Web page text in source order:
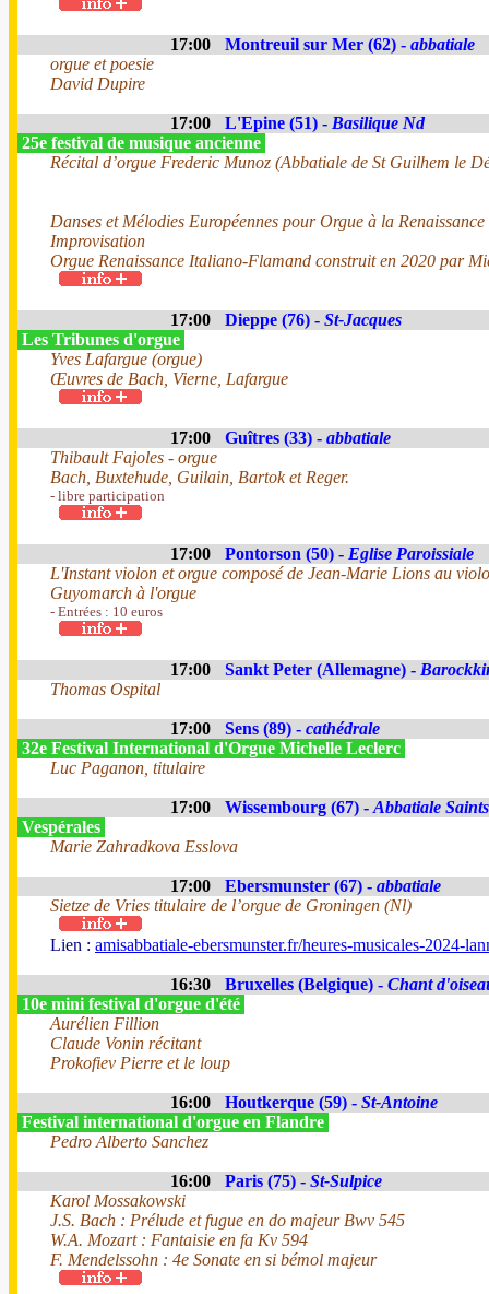
17:00 Montreuil sur Mer (62) - abbatiale
orgue et poesie
David Dupire
17:00 L'Epine (51) - Basilique Nd
25e festival de musique ancienne
Récital d’orgue Frederic Munoz (Abbatiale de St Guilhem le
Danses et Mélodies Européennes pour Orgue à la Renaissance
Improvisation
Orgue Renaissance Italiano-Flamand construit en 2020 par
17:00 Dieppe (76) - St-Jacques
Les Tribunes d'orgue
Yves Lafargue (orgue)
Œuvres de Bach, Vierne, Lafargue
17:00 Guîtres (33) - abbatiale
Thibault Fajoles - orgue
Bach, Buxtehude, Guilain, Bartok et Reger.
- libre participation
17:00 Pontorson (50) - Eglise Paroissiale
L'Instant violon et orgue composé de Jean-Marie Lions au
Guyomarch à l'orgue
- Entrées : 10 euros
17:00 Sankt Peter (Allemagne) -
Thomas Ospital
17:00 Sens (89) - cathédrale
32e Festival International d'Orgue Michelle Leclerc
Luc Paganon, titulaire
17:00 Wissembourg (67) - Abbatiale
Vespérales
Marie Zahradkova Esslova
17:00 Ebersmunster (67) - abbatiale
Sietze de Vries titulaire de l’orgue de Groningen (Nl)
Lien : amisabbatiale-ebersmunster.fr/heures-musicales-2024-
16:30 Bruxelles (Belgique) - Chant
10e mini festival d'orgue d'été
Aurélien Fillion
Claude Vonin récitant
Prokofiev Pierre et le loup
16:00 Houtkerque (59) - St-Antoine
Festival international d'orgue en Flandre
Pedro Alberto Sanchez
16:00 Paris (75) - St-Sulpice
Karol Mossakowski
J.S. Bach : Prélude et fugue en do majeur Bwv 545
W.A. Mozart : Fantaisie en fa Kv 594
F. Mendelssohn : 4e Sonate en si bémol majeur